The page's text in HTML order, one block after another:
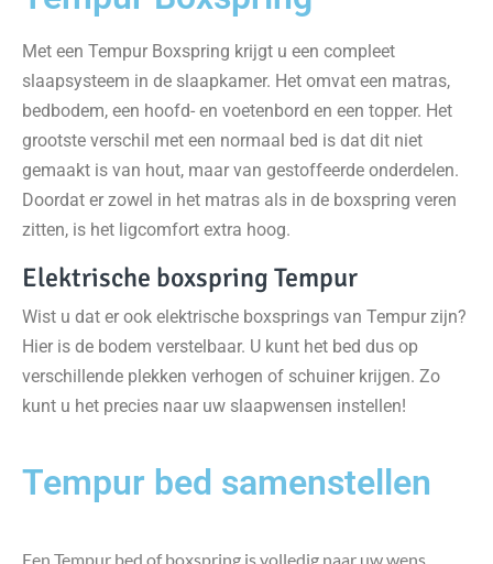
Met een Tempur Boxspring krijgt u een compleet
slaapsysteem in de slaapkamer. Het omvat een matras,
bedbodem, een hoofd- en voetenbord en een topper. Het
grootste verschil met een normaal bed is dat dit niet
gemaakt is van hout, maar van gestoffeerde onderdelen.
Doordat er zowel in het matras als in de boxspring veren
zitten, is het ligcomfort extra hoog.
Elektrische boxspring Tempur
Wist u dat er ook elektrische boxsprings van Tempur zijn?
Hier is de bodem verstelbaar. U kunt het bed dus op
verschillende plekken verhogen of schuiner krijgen. Zo
kunt u het precies naar uw slaapwensen instellen!
Tempur bed samenstellen
Een Tempur bed of boxspring is volledig naar uw wens